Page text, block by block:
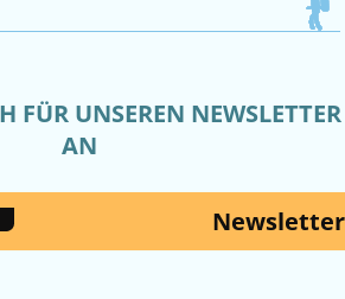
FÜR UNSEREN NEWSLETTER
AN
Newsletter